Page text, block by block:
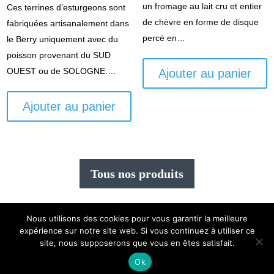
Ces terrines d’esturgeons sont
fabriquées artisanalement dans
le Berry uniquement avec du
poisson provenant du SUD
OUEST ou de SOLOGNE.…
Ajouter au panier
un fromage au lait cru et entier
de chèvre en forme de disque
percé en…
Ajouter au panier
Tous nos produits
Création Mexiiico | mentions légales |cgv | Plan du
Mon compte
Nous utilisons des cookies pour vous garantir la meilleure
expérience sur notre site web. Si vous continuez à utiliser ce
site, nous supposerons que vous en êtes satisfait.
Ok